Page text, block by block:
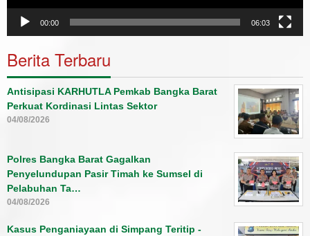
00:00 06:03
Berita Terbaru
Antisipasi KARHUTLA Pemkab Bangka Barat
Perkuat Kordinasi Lintas Sektor
04/08/2026
Polres Bangka Barat Gagalkan
Penyelundupan Pasir Timah ke Sumsel di
Pelabuhan Ta…
04/08/2026
Kasus Penganiayaan di Simpang Teritip -